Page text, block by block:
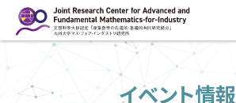
ン
HOME
概要 イベント情報